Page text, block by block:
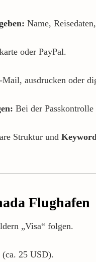
Name,
oder PayPal.
Mail, ausdrucken oder
Bei der
Struktur und
Flughafen
„Visa“ folgen.
(ca. 25 USD).